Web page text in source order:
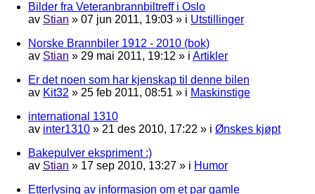
Bilder fra Veteranbrannbiltreff i Oslo
av Stian » 07 jun 2011, 19:03 » i Utstillinger
Norske Brannbiler 1912 - 2010 (bok)
av Stian » 29 mai 2011, 19:12 » i Artikler
Er det noen som har kjenskap til denne bilen
av Kit32 » 25 feb 2011, 08:51 » i Maskinstige
international 1310
av inter1310 » 21 des 2010, 17:22 » i Ønskes kjøpt
Bakepulver ekspriment :)
av Stian » 17 sep 2010, 13:27 » i Humor
Etterlysing av informasjon om et par gamle